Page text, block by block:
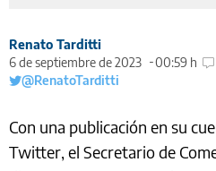
Renato Tarditti
6 de septiembre de 2023
00:59 h
@RenatoTarditti
Con una publicación en su
Twitter, el Secretario de